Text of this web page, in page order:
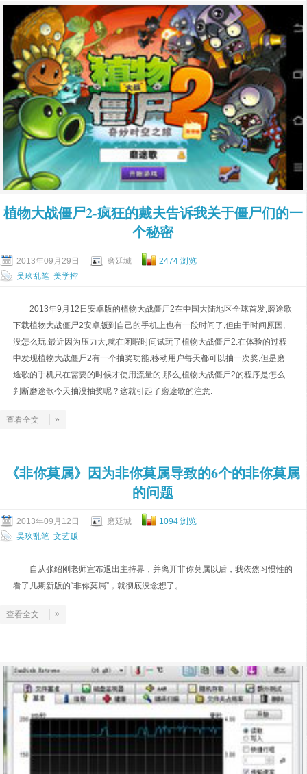
植物大战僵尸2-疯狂的戴夫告诉我关于僵尸们的一
个秘密
2013年09月29日 磨延城
2474 浏览
吴玖乱笔 美学控
2013年9月12日安卓版的植物大战僵尸2在中国大陆地区全球首发,磨途歌
下载植物大战僵尸2安卓版到自己的手机上也有一段时间了,但由于时间原因,
没怎么玩.最近因为压力大,就在闲暇时间试玩了植物大战僵尸2.在体验的过程
中发现植物大战僵尸2有一个抽奖功能,移动用户每天都可以抽一次奖,但是磨
途歌的手机只在需要的时候才使用流量的,那么,植物大战僵尸2的程序是怎么
判断磨途歌今天抽没抽奖呢？这就引起了磨途歌的注意.
查看全文 »
《非你莫属》因为非你莫属导致的6个的非你莫属
的问题
2013年09月12日 磨延城
1094 浏览
吴玖乱笔 文艺贩
自从张绍刚老师宣布退出主持界，并离开非你莫属以后，我依然习惯性的
看了几期新版的“非你莫属”，就彻底没念想了。
查看全文 »